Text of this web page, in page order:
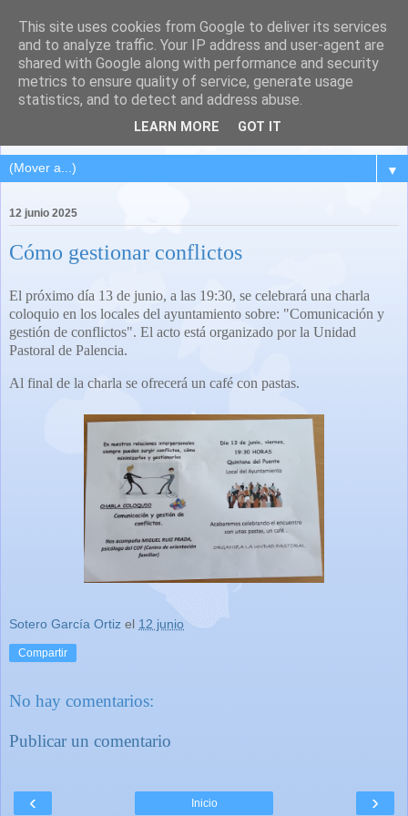
QUINTANA DEL PUENTE
(Palencia)
Pueblo del Cerrato palentino
▼
12 junio 2025
Cómo gestionar conflictos
El próximo día 13 de junio, a las 19:30, se celebrará una charla
coloquio en los locales del ayuntamiento sobre: "Comunicación y
gestión de conflictos". El acto está organizado por la Unidad
Pastoral de Palencia.
Al final de la charla se ofrecerá un café con pastas.
Sotero García Ortiz el 12 junio
Compartir
No hay comentarios:
Publicar un comentario
‹ ›
Inicio
This site uses cookies from Google to deliver its services
and to analyze traffic. Your IP address and user-agent are
shared with Google along with performance and security
metrics to ensure quality of service, generate usage
statistics, and to detect and address abuse.
LEARN MORE GOT IT